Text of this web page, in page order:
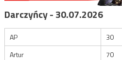
Darczyńcy - 30.07.2026
AP
30
Artur
70